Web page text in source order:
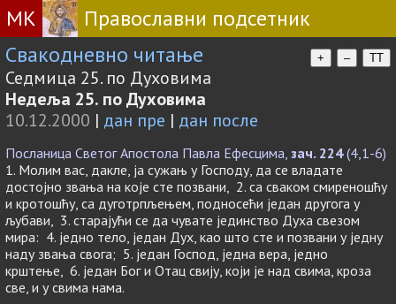
МК
Православни подсетник
Свакодневно читање
+ – TT
Седмица 25. по Духовима
Недеља 25. по Духовима
10.12.2000 | дан пре | дан после
Посланица Светог Апостола Павла Ефесцима, зач. 224(4,1-6)
1. Молим вас, дакле, ја сужањ у Господу, да се владате
достојно звања на које сте позвани, 2. са сваком смиреношћу
и кротошћу, са дуготрпљењем, подносећи један другога у
љубави, 3. старајући се да чувате јединство Духа свезом
мира: 4. једно тело, један Дух, као што сте и позвани у једну
наду звања свога; 5. један Господ, једна вера, једно
крштење, 6. један Бог и Отац свију, који је над свима, кроза
све, и у свима нама.